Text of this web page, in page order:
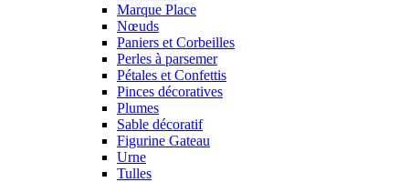
Marque Place
Nœuds
Paniers et Corbeilles
Perles à parsemer
Pétales et Confettis
Pinces décoratives
Plumes
Sable décoratif
Figurine Gateau
Urne
Tulles